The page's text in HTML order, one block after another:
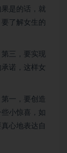
是的话，就
了解女生的
三，要实现
诺，这样女
一，要创造
小惊喜，如
心地表达自